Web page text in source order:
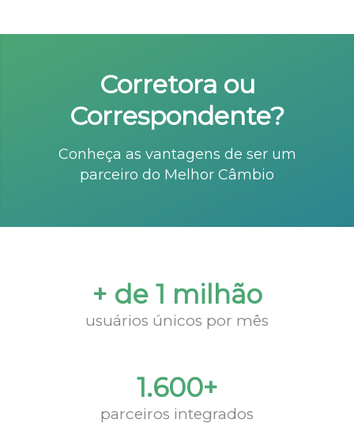
Corretora ou
Correspondente?
Conheça as vantagens de ser um
parceiro do Melhor Câmbio
+ de 1 milhão
usuários únicos por mês
1.600+
parceiros integrados